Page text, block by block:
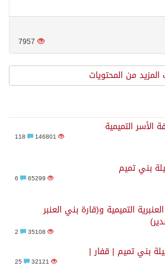
7957
من المحتويات
الأسر التميمية
146801
بني تميم
65299
التميمية و(قارة بني العنبر
35108
بني تميم | قفار |
32121